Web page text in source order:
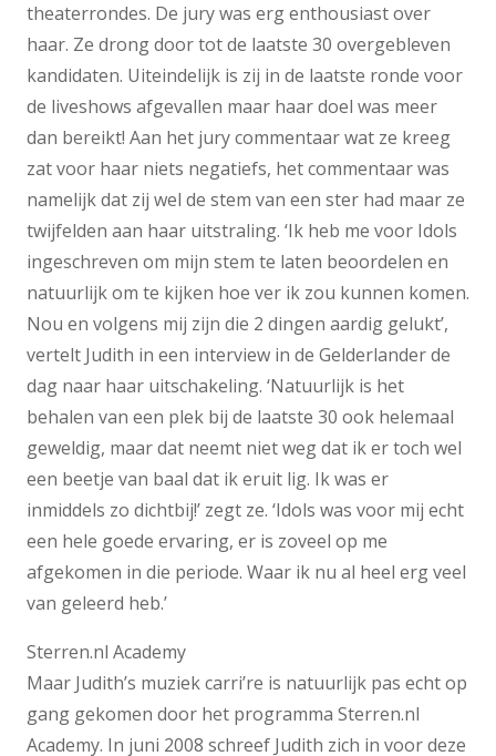
theaterrondes. De jury was erg enthousiast over
haar. Ze drong door tot de laatste 30 overgebleven
kandidaten. Uiteindelijk is zij in de laatste ronde voor
de liveshows afgevallen maar haar doel was meer
dan bereikt! Aan het jury commentaar wat ze kreeg
zat voor haar niets negatiefs, het commentaar was
namelijk dat zij wel de stem van een ster had maar ze
twijfelden aan haar uitstraling. ‘Ik heb me voor Idols
ingeschreven om mijn stem te laten beoordelen en
natuurlijk om te kijken hoe ver ik zou kunnen komen.
Nou en volgens mij zijn die 2 dingen aardig gelukt’,
vertelt Judith in een interview in de Gelderlander de
dag naar haar uitschakeling. ‘Natuurlijk is het
behalen van een plek bij de laatste 30 ook helemaal
geweldig, maar dat neemt niet weg dat ik er toch wel
een beetje van baal dat ik eruit lig. Ik was er
inmiddels zo dichtbij!’ zegt ze. ‘Idols was voor mij echt
een hele goede ervaring, er is zoveel op me
afgekomen in die periode. Waar ik nu al heel erg veel
van geleerd heb.’
Sterren.nl Academy
Maar Judith’s muziek carri’re is natuurlijk pas echt op
gang gekomen door het programma Sterren.nl
Academy. In juni 2008 schreef Judith zich in voor deze